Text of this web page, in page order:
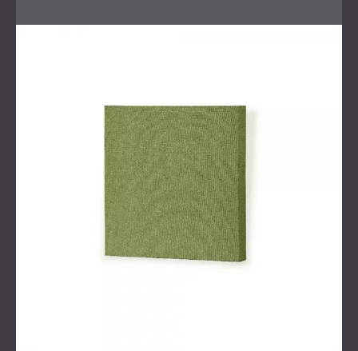
Zakres prac
sali konferencyjnej
Zastosowanie paneli ściennych Echo i paneli z
drewna perforowanego WAVO do szerokopasmowej
obróbki akustycznej
Ostateczny układ, zatwierdzenie kolorów, pełna
instalacja, kalibracja i pomiary.
Rozwiązanie
DECIBEL rozpoczął się od szczegółowych symulacji 3D,